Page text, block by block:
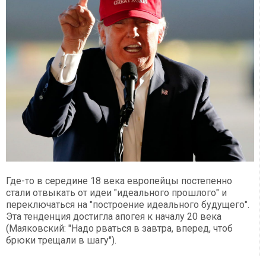
Где-то в середине 18 века европейцы постепенно
стали отвыкать от идеи "идеального прошлого" и
переключаться на "построение идеального будущего".
Эта тенденция достигла апогея к началу 20 века
(Маяковский: "Надо рваться в завтра, вперед, чтоб
брюки трещали в шагу").